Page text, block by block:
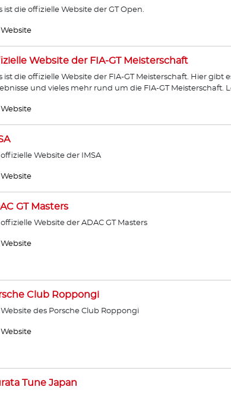
ist die offizielle Website der GT Open.
Website der FIA-GT Meisterschaft
ist die offizielle Website der FIA-GT Meisterschaft. Hier gibt
und vieles mehr rund um die FIA-GT Meisterschaft.
offizielle Website der IMSA
GT Masters
offizielle Website der ADAC GT Masters
Club Roppongi
Website des Porsche Club Roppongi
Tune Japan